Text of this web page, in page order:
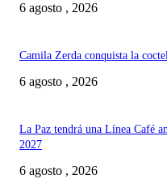
6 agosto , 2026
Camila Zerda conquista la
6 agosto , 2026
La Paz tendrá una Línea Café
2027
6 agosto , 2026